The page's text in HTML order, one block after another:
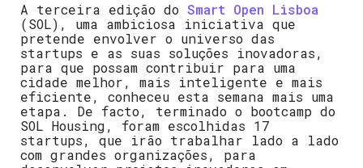
A terceira edição do Smart Open Lisboa
(SOL), uma ambiciosa iniciativa que
pretende envolver o universo das
startups e as suas soluções inovadoras,
para que possam contribuir para uma
cidade melhor, mais inteligente e mais
eficiente, conheceu esta semana mais uma
etapa. De facto, terminado o bootcamp do
SOL Housing, foram escolhidas 17
startups, que irão trabalhar lado a lado
com grandes organizações, para